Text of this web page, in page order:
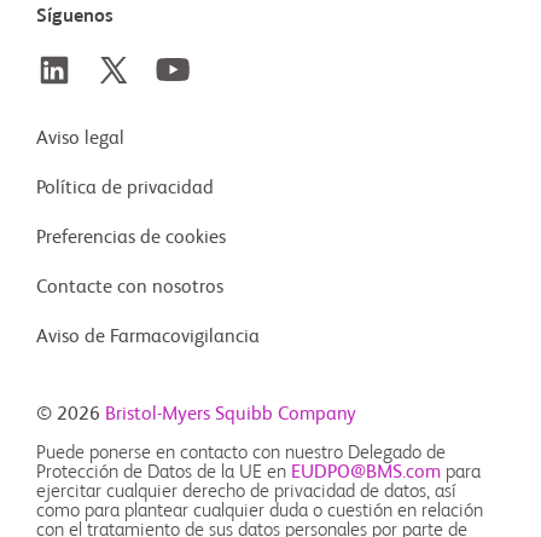
Síguenos
Aviso legal
Política de privacidad
Preferencias de cookies
Contacte con nosotros
Aviso de Farmacovigilancia
© 2026 Bristol-Myers Squibb Company
Puede ponerse en contacto con nuestro Delegado de
Protección de Datos de la UE en EUDPO@BMS.com para
ejercitar cualquier derecho de privacidad de datos, así
como para plantear cualquier duda o cuestión en relación
con el tratamiento de sus datos personales por parte de